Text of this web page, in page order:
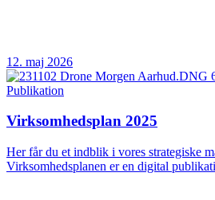
12. maj 2026
Publikation
Virksomhedsplan 2025
Her får du et indblik i vores strategiske
Virksomhedsplanen er en digital